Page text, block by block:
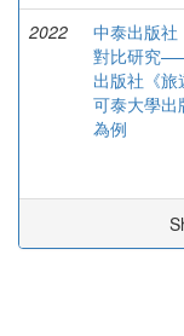
2022
中泰出版社
對比研究
出版社《
可泰大學出
為例